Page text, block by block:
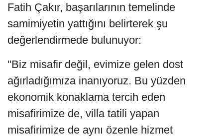
Fatih Çakır, başarılarının temelinde
samimiyetin yattığını belirterek şu
değerlendirmede bulunuyor:
"Biz misafir değil, evimize gelen dost
ağırladığımıza inanıyoruz. Bu yüzden
ekonomik konaklama tercih eden
misafirimize de, villa tatili yapan
misafirimize de aynı özenle hizmet